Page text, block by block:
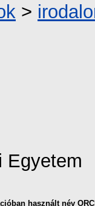
>
Egyetem
használt név